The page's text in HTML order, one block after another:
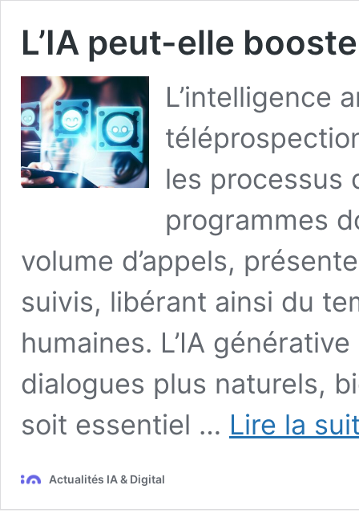
L’IA peut-elle
L’intelligence
les processus
programmes
volume d’appels,
suivis, libérant ainsi du
humaines. L’IA
dialogues plus naturels,
soit essentiel … Lire la
Actualités IA & Digital